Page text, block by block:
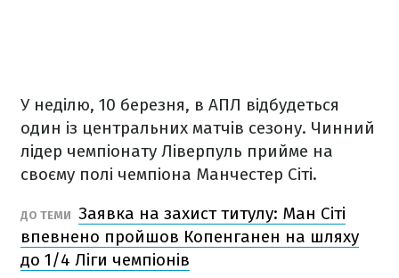
У неділю, 10 березня, в АПЛ відбудеться
один із центральних матчів сезону. Чинний
лідер чемпіонату Ліверпуль прийме на
своєму полі чемпіона Манчестер Сіті.
ДО ТЕМИ Заявка на захист титулу: Ман Сіті
впевнено пройшов Копенганен на шляху
до 1/4 Ліги чемпіонів